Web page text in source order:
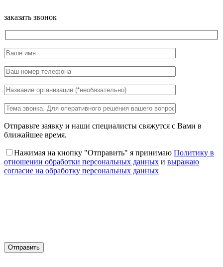
заказать звонок
Отправьте заявку и наши специалисты свяжутся с Вами в
ближайшее время.
Нажимая на кнопку "Отправить" я принимаю Политику в
отношении обработки персональных данных и выражаю
согласие на обработку персональных данных